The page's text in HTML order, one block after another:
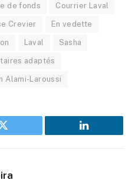
de fonds Courrier Laval
Crevier En vedette
Laval Sasha
adaptés
Alami-Laroussi
Twitter LinkedIn